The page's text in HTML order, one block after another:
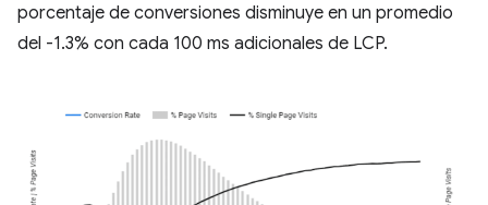
porcentaje de conversiones disminuye en un promedio
del -1.3% con cada 100 ms adicionales de LCP.